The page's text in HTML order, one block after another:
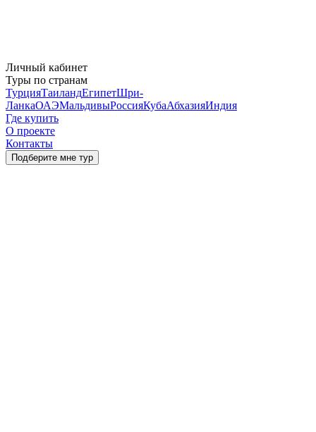
Личный кабинет
Туры по странам
ТурцияТаиландЕгипетШри-
ЛанкаОАЭМальдивыРоссияКубаАбхазияИндия
Где купить
О проекте
Контакты
Подберите мне тур